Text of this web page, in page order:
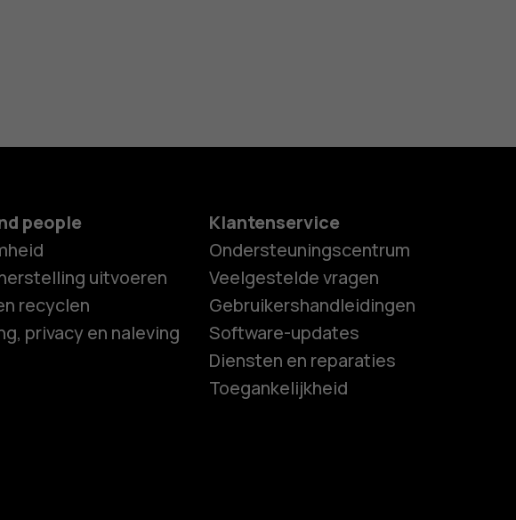
people
uitvoeren
recyclen
privacy en naleving
Klantenservice
Ondersteuningscentrum
Veelgestelde vragen
Gebruikershandleidingen
Software-updates
Diensten en reparaties
Toegankelijkheid